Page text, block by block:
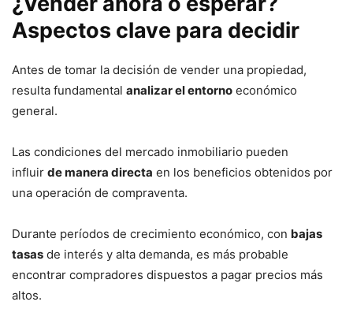
Aspectos clave para decidir
Antes de tomar la decisión de vender una propiedad,
resulta fundamental analizar el entorno económico
general.
Las condiciones del mercado inmobiliario pueden
influir de manera directa en los beneficios obtenidos por
una operación de compraventa.
Durante períodos de crecimiento económico, con bajas
tasas de interés y alta demanda, es más probable
encontrar compradores dispuestos a pagar precios más
altos.